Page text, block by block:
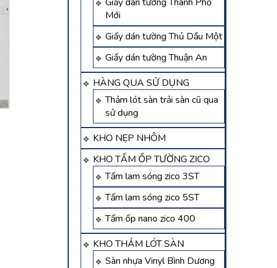
Mới
Giấy dán tường Thủ Dầu Một
Giấy dán tường Thuận An
HÀNG QUA SỬ DỤNG
Thảm lót sàn trải sàn cũ qua
sử dụng
KHO NẸP NHÔM
KHO TẤM ỐP TƯỜNG ZICO
Tấm lam sóng zico 3ST
Tấm lam sóng zico 5ST
Tấm ốp nano zico 400
KHO THẢM LÓT SÀN
Sàn nhựa Vinyl Bình Dương